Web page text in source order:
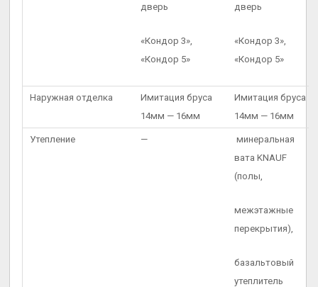
дверь
«Кондор 3»,
«Кондор 5»
дверь
«Кондор 3»,
«Кондор 5»
Наружная отделка
Имитация бруса
14мм — 16мм
Имитация бруса
14мм — 16мм
Утепление —
минеральная
вата KNAUF
(полы,
межэтажные
перекрытия),
базальтовый
утеплитель